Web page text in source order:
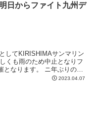
日からファイト九州デ
してKIRISHIMAサンマリン
くも雨のため中止となりフ
となります。 ニ年ぶりの想
2023.04.07